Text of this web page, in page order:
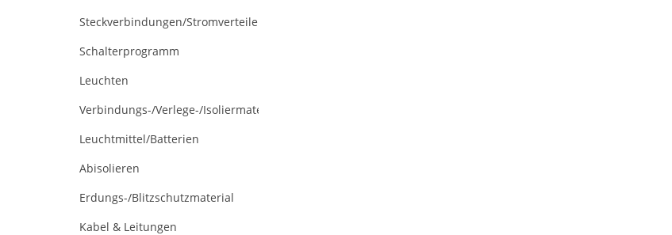
Steckverbindungen/Stromverteiler
Schalterprogramm
Leuchten
Verbindungs-/Verlege-/Isoliermaterial
Leuchtmittel/Batterien
Abisolieren
Erdungs-/Blitzschutzmaterial
Kabel & Leitungen